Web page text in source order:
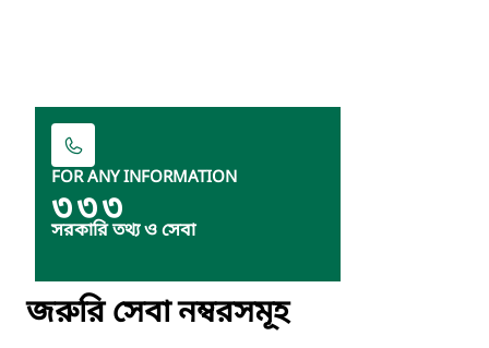
FOR ANY INFORMATION
৩৩৩
সরকারি তথ্য ও সেবা
জরুরি সেবা নম্বরসমূহ